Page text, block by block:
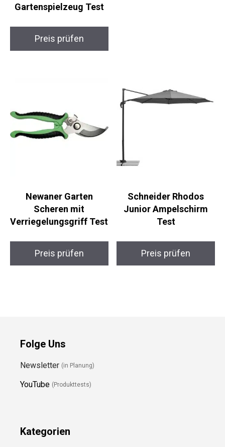
Gartenspielzeug Test
Preis prüfen
Newaner Garten
Scheren mit
Verriegelungsgriff Test
Preis prüfen
Schneider Rhodos
Junior Ampelschirm
Test
Preis prüfen
Folge Uns
Newsletter (in Planung)
YouTube (Produkttests)
Kategorien